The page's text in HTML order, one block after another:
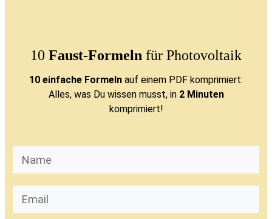
10 Faust-Formeln für Photovoltaik
10 einfache Formeln auf einem PDF komprimiert:
Alles, was Du wissen musst, in 2 Minuten
komprimiert!